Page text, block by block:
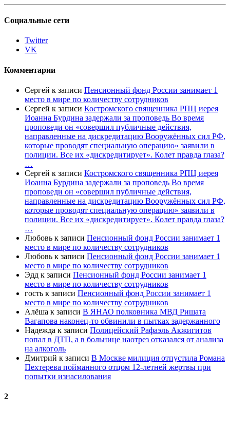
Социальные сети
Twitter
VK
Комментарии
Сергей к записи Пенсионный фонд России занимает 1
место в мире по количеству сотрудников
Сергей к записи Костромского священника РПЦ иерея
Иоанна Бурдина задержали за проповедь Во время
проповеди он «совершил публичные действия,
направленные на дискредитацию Вооружённых сил РФ,
которые проводят специальную операцию» заявили в
полиции. Все их «дискредитирует». Колет правда глаза?
…
Сергей к записи Костромского священника РПЦ иерея
Иоанна Бурдина задержали за проповедь Во время
проповеди он «совершил публичные действия,
направленные на дискредитацию Вооружённых сил РФ,
которые проводят специальную операцию» заявили в
полиции. Все их «дискредитирует». Колет правда глаза?
…
Любовь к записи Пенсионный фонд России занимает 1
место в мире по количеству сотрудников
Любовь к записи Пенсионный фонд России занимает 1
место в мире по количеству сотрудников
Эдд к записи Пенсионный фонд России занимает 1
место в мире по количеству сотрудников
гость к записи Пенсионный фонд России занимает 1
место в мире по количеству сотрудников
Алёша к записи В ЯНАО полковника МВД Ришата
Вагапова наконец-то обвинили в пытках задержанного
Надежда к записи Полицейский Рафаэль Акжигитов
попал в ДТП, а в больнице наотрез отказался от анализа
на алкоголь
Дмитрий к записи В Москве милиция отпустила Романа
Пехтерева пойманного отцом 12-летней жертвы при
попытки изнасилования
2